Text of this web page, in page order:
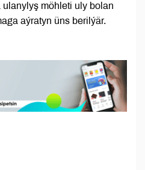
möhleti uly bolan
aýratyn üns berilýär.